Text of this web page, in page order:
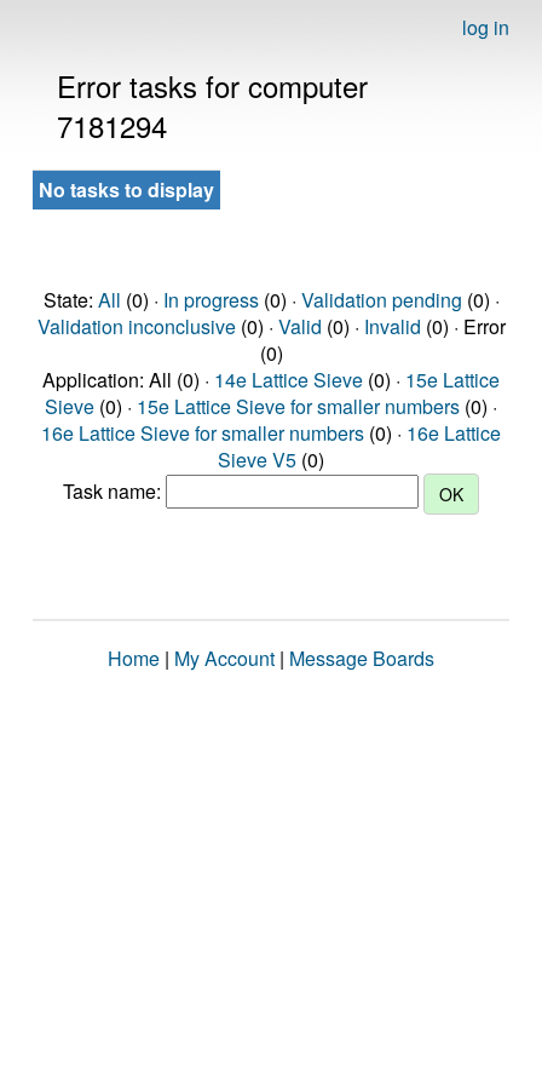
log in
Error tasks for computer
7181294
No tasks to display
State: All (0) · In progress(0) · Validation pending (0) ·
Validation inconclusive(0) · Valid (0) · Invalid (0) · Error
(0)
Application: All (0) · 14e Lattice Sieve (0) · 15e Lattice
Sieve (0) · 15e Lattice Sieve for smaller numbers (0) ·
16e Lattice Sieve for smaller numbers (0) · 16e Lattice
Sieve V5 (0)
Task name:
Home | My Account | Message Boards